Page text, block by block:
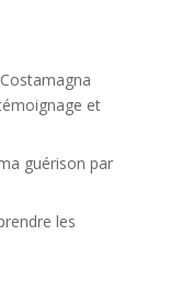
et
guérison par
les